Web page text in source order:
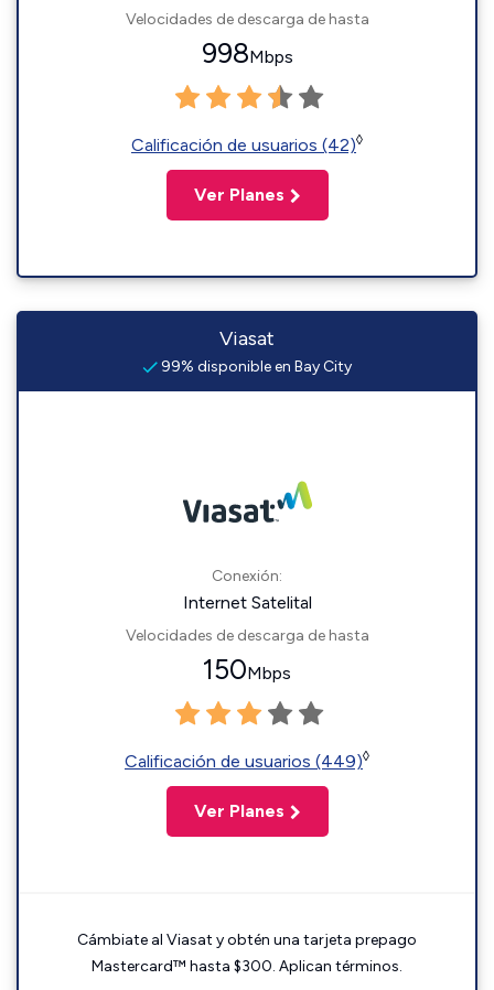
Velocidades de descarga de hasta
998Mbps
Calificación de usuarios (42)◊
Ver Planes
Viasat
99% disponible en Bay City
Conexión:
Internet Satelital
Velocidades de descarga de hasta
150Mbps
Calificación de usuarios (449)◊
Ver Planes
Cámbiate al Viasat y obtén una tarjeta prepago
Mastercard™ hasta $300. Aplican términos.